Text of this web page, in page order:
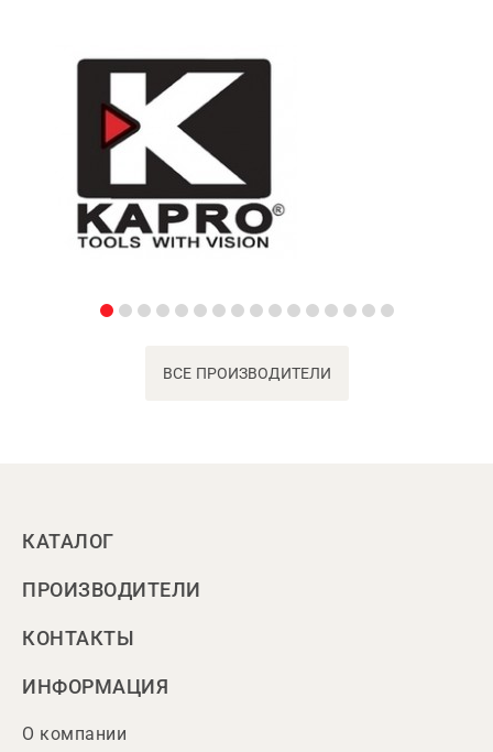
ВСЕ ПРОИЗВОДИТЕЛИ
КАТАЛОГ
ПРОИЗВОДИТЕЛИ
КОНТАКТЫ
ИНФОРМАЦИЯ
О компании